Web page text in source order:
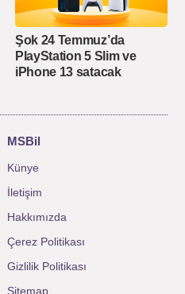
Şok 24 Temmuz’da
PlayStation 5 Slim ve
iPhone 13 satacak
MSBil
Künye
İletişim
Hakkımızda
Çerez Politikası
Gizlilik Politikası
Sitemap